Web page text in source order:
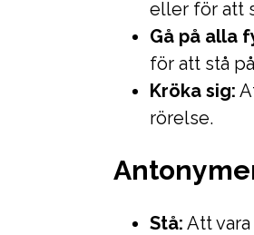
eller för att
Gå på alla
för att stå
Kröka sig:
rörelse.
Stå: Att